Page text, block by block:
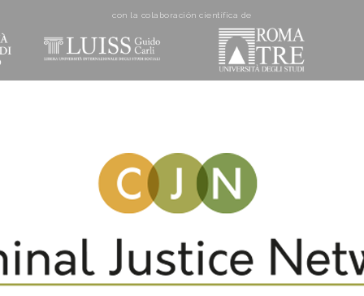
con la colaboración cientí­fica de